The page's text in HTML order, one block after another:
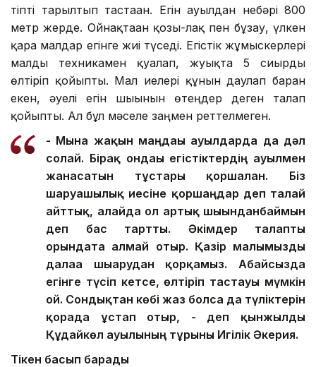
тіпті тарылтып тастаған. Егін ауылдан небәрі 800
метр жерде. Ойнақтаған қозы-лақ пен бұзау, үлкен
қара малдар егінге жиі түседі. Егістік жұмыскерлері
малды техникамен қуалап, жуықта 5 сиырды
өлтіріп қойыпты. Мал иелері құнын даулап барған
екен, әуелі егін шығынын өтеңдер деген талап
қойыпты. Ал бұл мәселе заңмен реттелмеген.
- Мына жақын маңдағы ауылдарда да дәл
солай. Бірақ ондағы егістіктердің ауылмен
жанасатын тұстары қоршалған. Біз
шаруашылық иесіне қоршаңдар деп талай
айттық, алайда ол артық шығынданбаймын
деп бас тартты. Әкімдер талапты
орындата алмай отыр. Қазір малымызды
далаға шығарудан қорқамыз. Абайсызда
егінге түсіп кетсе, өлтіріп тастауы мүмкін
ғой. Сондықтан көбі жаз болса да түліктерін
қорада ұстап отыр, - деп қынжылды
Құдайкөл ауылының тұрғыны Игілік Әкерия.
Тікен басып барады